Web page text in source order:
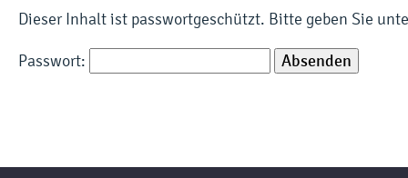
Dieser Inhalt ist passwortgeschützt. Bitte geben Sie
Passwort: